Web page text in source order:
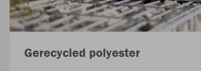
Gerecycled polyester